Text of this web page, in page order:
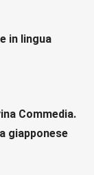
in lingua
Commedia.
giapponese